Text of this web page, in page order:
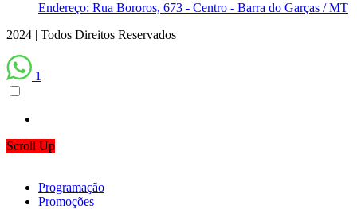
Endereço: Rua Bororos, 673 - Centro - Barra do Garças / MT
2024 | Todos Direitos Reservados
1
Scroll Up
Programação
Promoções